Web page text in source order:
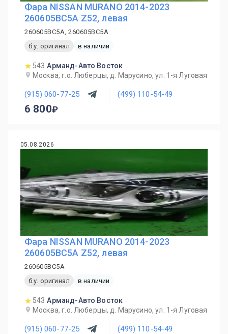
Фара NISSAN MURANO 2014-2023
260605BC5A Z52, левая
260605BC5A, 260605BC5A
б.у. оригинал
в наличии
543 Арманд-Авто Восток
Москва, г.о. Люберцы, д. Марусино, ул. 1-я Луговая
(915) 060-77-25 (499) 110-54-49
6 800
05.08.2026
Фара NISSAN MURANO 2014-2023
260605BC5A Z52, левая
260605BC5A
б.у. оригинал
в наличии
543 Арманд-Авто Восток
Москва, г.о. Люберцы, д. Марусино, ул. 1-я Луговая
(915) 060-77-25 (499) 110-54-49